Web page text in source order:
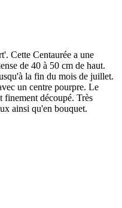
Cette Centaurée a une
de 40 à 50 cm de haut.
la fin du mois de juillet.
un centre pourpre. Le
finement découpé. Très
ainsi qu'en bouquet.